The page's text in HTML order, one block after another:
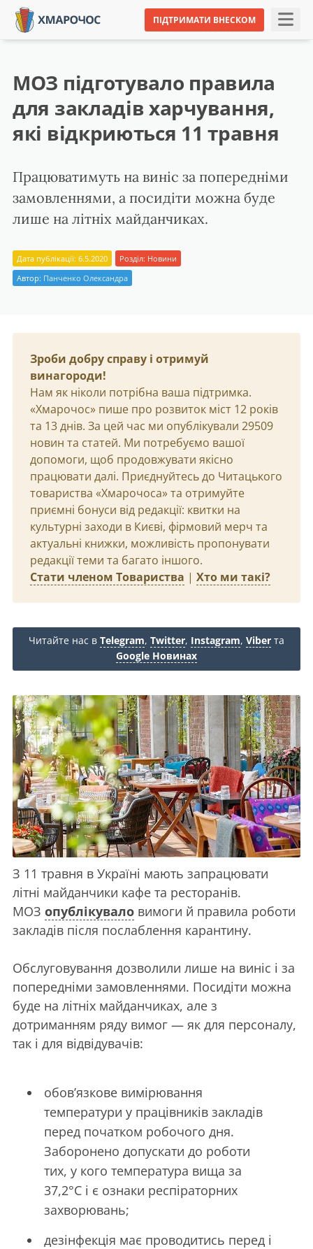
ПІДТРИМАТИ ВНЕСКОМ
МОЗ підготувало правила
для закладів харчування,
які відкриються 11 травня
Працюватимуть на виніс за попередніми
замовленнями, а посидіти можна буде
лише на літніх майданчиках.
Дата публікації: 6.5.2020 Розділ: Новини
Автор: Панченко Олександра
Зроби добру справу і отримуй
винагороди!
Нам як ніколи потрібна ваша підтримка.
«Хмарочос» пише про розвиток міст 12 років
та 13 днів. За цей час ми опублікували 29509
новин та статей. Ми потребуємо вашої
допомоги, щоб продовжувати якісно
працювати далі. Приєднуйтесь до Читацького
товариства «Хмарочоса» та отримуйте
приємні бонуси від редакції: квитки на
культурні заходи в Києві, фірмовий мерч та
актуальні книжки, можливість пропонувати
редакції теми та багато іншого.
Стати членом Товариства | Хто ми такі?
Читайте нас в Telegram, Twitter, Instagram, Viber та
Google Новинах
З 11 травня в Україні мають запрацювати
літні майданчики кафе та ресторанів.
МОЗ опублікувало вимоги й правила роботи
закладів після послаблення карантину.
Обслуговування дозволили лише на виніс і за
попередніми замовленнями. Посидіти можна
буде на літніх майданчиках, але з
дотриманням ряду вимог — як для персоналу,
так і для відвідувачів:
обов’язкове вимірювання
температури у працівників закладів
перед початком робочого дня.
Заборонено допускати до роботи
тих, у кого температура вища за
37,2°C і є ознаки респіраторних
захворювань;
дезінфекція має проводитись перед і